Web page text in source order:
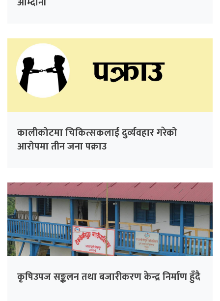
कालीकोटमा चिकित्सकलाई दुर्व्यवहार गरेको
आरोपमा तीन जना पक्राउ
कृषिउपज सङ्कलन तथा बजारीकरण केन्द्र निर्माण हुँदै